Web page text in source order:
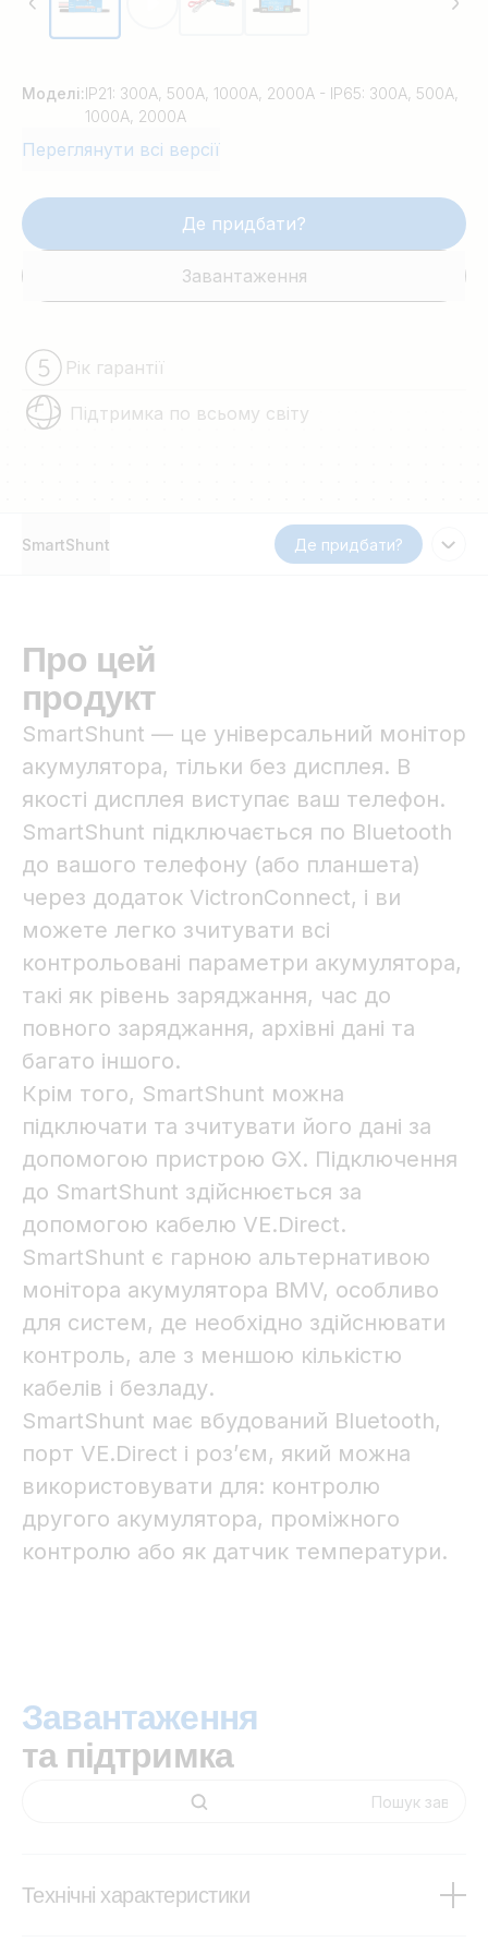
Моделі:IP21: 300A, 500A, 1000A, 2000A - IP65: 300A, 500A,
1000A, 2000A
Переглянути всі версії
Де придбати?
Завантаження
Рік гарантії
Підтримка по всьому світу
SmartShunt Де придбати?
Про цей
продукт
SmartShunt — це універсальний монітор
акумулятора, тільки без дисплея. В
якості дисплея виступає ваш телефон.
SmartShunt підключається по Bluetooth
до вашого телефону (або планшета)
через додаток VictronConnect, і ви
можете легко зчитувати всі
контрольовані параметри акумулятора,
такі як рівень заряджання, час до
повного заряджання, архівні дані та
багато іншого.
Крім того, SmartShunt можна
підключати та зчитувати його дані за
допомогою пристрою GX. Підключення
до SmartShunt здійснюється за
допомогою кабелю VE.Direct.
SmartShunt є гарною альтернативою
монітора акумулятора BMV, особливо
для систем, де необхідно здійснювати
контроль, але з меншою кількістю
кабелів і безладу.
SmartShunt має вбудований Bluetooth,
порт VE.Direct і роз’єм, який можна
використовувати для: контролю
другого акумулятора, проміжного
контролю або як датчик температури.
Завантаження
та підтримка
Технічні характеристики